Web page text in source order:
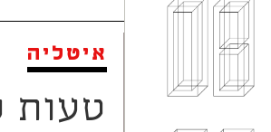
איטליה
טעות